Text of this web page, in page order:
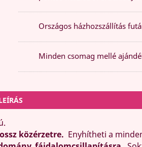
Országos házhozszállítás
Minden csomag mellé
közérzetre. Enyhítheti a